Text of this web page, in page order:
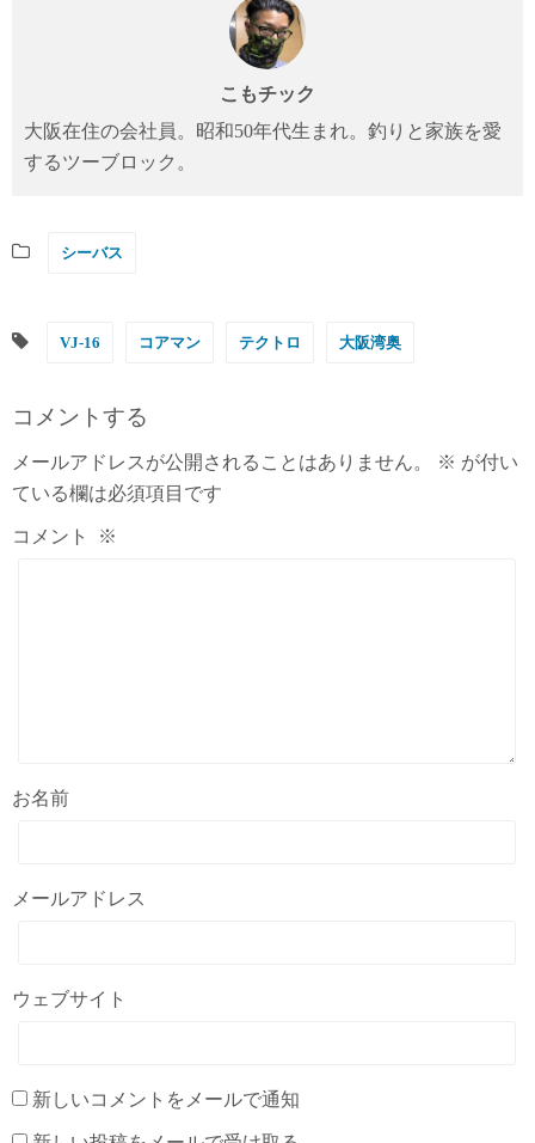
こもチック
大阪在住の会社員。昭和50年代生まれ。釣りと家族を愛
するツーブロック。
シーバス
VJ-16 コアマン テクトロ 大阪湾奥
コメントする
メールアドレスが公開されることはありません。 ※ が付い
ている欄は必須項目です
コメント ※
お名前
メールアドレス
ウェブサイト
新しいコメントをメールで通知